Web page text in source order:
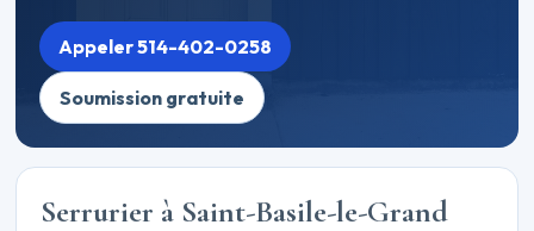
Appeler 514-402-0258
Soumission gratuite
Serrurier à Saint-Basile-le-Grand